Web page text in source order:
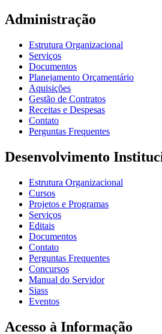
Administração
Estrutura Organizacional
Serviços
Documentos
Planejamento Orçamentário
Aquisições
Gestão de Contratos
Receitas e Despesas
Contato
Perguntas Frequentes
Desenvolvimento
Estrutura Organizacional
Cursos
Projetos e Programas
Serviços
Editais
Documentos
Contato
Perguntas Frequentes
Concursos
Manual do Servidor
Siass
Eventos
Acesso à Informação